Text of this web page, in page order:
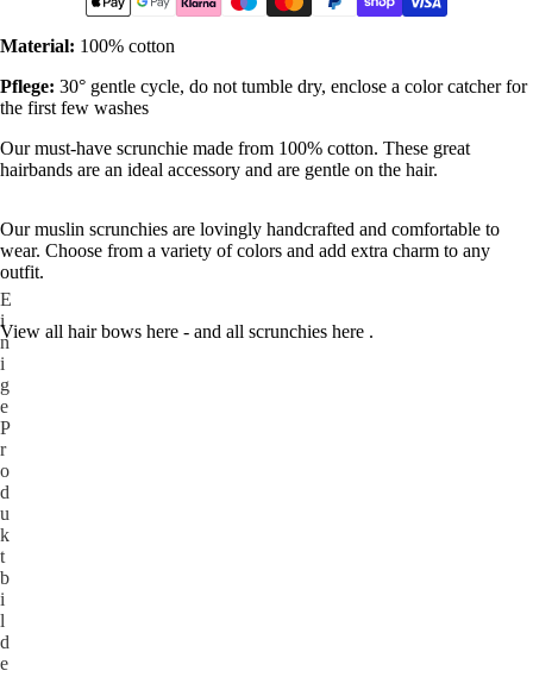
E
i
n
i
g
e
P
r
o
d
u
k
t
b
i
l
d
e
Material: 100% cotton
Pflege: 30° gentle cycle, do not tumble dry, enclose a color catcher for
the first few washes
Our must-have scrunchie made from 100% cotton. These great
hairbands are an ideal accessory and are gentle on the hair.
Our muslin scrunchies are lovingly handcrafted and comfortable to
wear. Choose from a variety of colors and add extra charm to any
outfit.
View all hair bows here - and all scrunchies here .